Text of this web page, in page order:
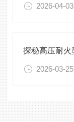
2026-04-03
2026-03-25